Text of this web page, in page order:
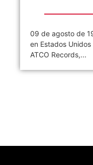
09 de agosto de
en Estados
ATCO Records,...